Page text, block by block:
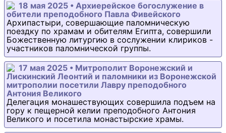
18 мая 2025 • Архиерейское богослужение в
обители преподобного Павла Фивейского
Архипастыри, совершающие паломническую
поездку по храмам и обителям Египта, совершили
Божественную литургию в сослужении клириков -
участников паломнической группы.
17 мая 2025 • Митрополит Воронежский и
Лискинский Леонтий и паломники из Воронежской
митрополии посетили Лавру преподобного
Антония Великого
Делегация монашествующих совершила подъем на
гору к пещерной келии преподобного Антония
Великого и посетила монастырские храмы.